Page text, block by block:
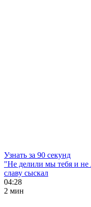
Узнать за 90 секунд
"Не делили мы тебя и
славу сыскал
04:28
2 мин